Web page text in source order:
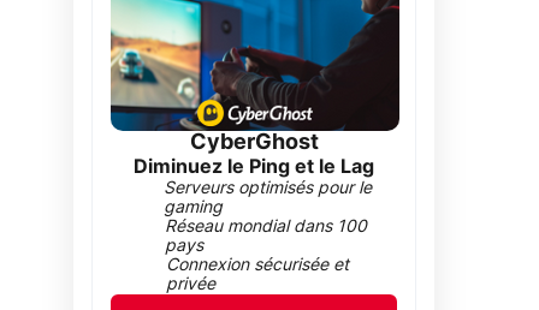
CyberGhost
Diminuez le Ping et le Lag
Serveurs optimisés pour le
gaming
Réseau mondial dans 100
pays
Connexion sécurisée et
privée